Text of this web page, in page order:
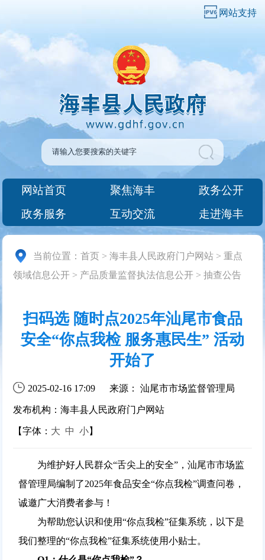
网站支持
网站首页 聚焦海丰
政务公开
政务服务
互动交流 走进海丰
当前位置：首页 >海丰县人民政府门户网站 >重点
领域信息公开 > 产品质量监督执法信息公开 >抽查公告
扫码选 随时点2025年汕尾市食品
安全“你点我检 服务惠民生” 活动
开始了
2025-02-16 17:09 来源： 汕尾市市场监督管理局
发布机构：海丰县人民政府门户网站
【字体： 大 中 小】
为维护好人民群众“舌尖上的安全”，汕尾市市场监
督管理局编制了2025年食品安全“你点我检”调查问卷，
诚邀广大消费者参与！
为帮助您认识和使用“你点我检”征集系统，以下是
我们整理的“你点我检”征集系统使用小贴士。